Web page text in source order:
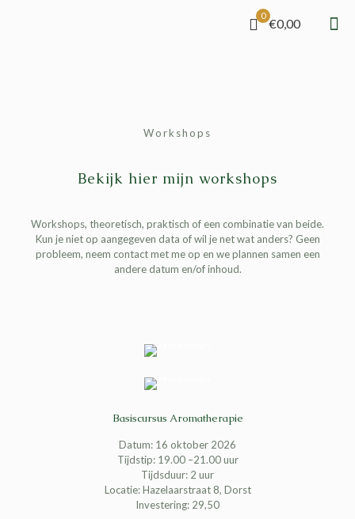
0
€0,00
Workshops
Bekijk hier mijn workshops
Workshops, theoretisch, praktisch of een combinatie van beide.
Kun je niet op aangegeven data of wil je net wat anders? Geen
probleem, neem contact met me op en we plannen samen een
andere datum en/of inhoud.
Basiscursus Aromatherapie
Datum: 16 oktober 2026
Tijdstip: 19.00 –21.00 uur
Tijdsduur: 2 uur
Locatie: Hazelaarstraat 8, Dorst
Investering: 29,50